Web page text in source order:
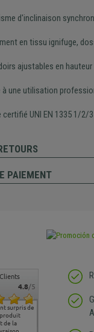
d'inclinaison
en tissu ignifuge,
ajustables en hauteur
à une utilisation
certifié UNI EN 1335 1/2/3
PAIEMENT
4.8/5
surpris de
de la
Siege confortable qui